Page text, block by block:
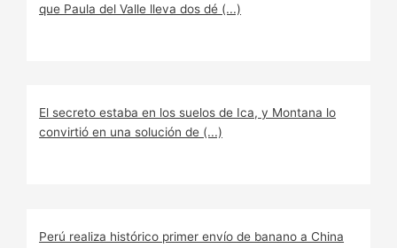
que Paula del Valle lleva dos dé (...)
El secreto estaba en los suelos de Ica, y Montana lo
convirtió en una solución de (...)
Perú realiza histórico primer envío de banano a China